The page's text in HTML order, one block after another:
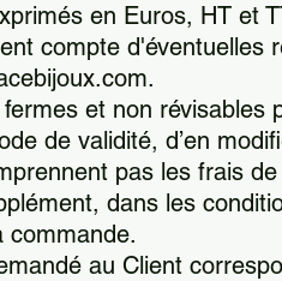
en Euros, HT et
compte d'éventuelles
et non révisables
de validité, d’en
pas les frais
dans les
commande.
au Client